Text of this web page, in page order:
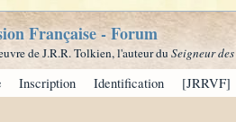
Française - Forum
de J.R.R. Tolkien, l'auteur du Seigneur
Inscription Identification [JRRVF]